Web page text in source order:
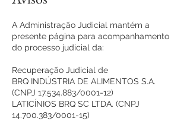
A Administração Judicial mantém a
presente página para acompanhamento
do processo judicial da:
Recuperação Judicial de
BRQ INDÚSTRIA DE ALIMENTOS S.A.
(CNPJ 17.534.883/0001-12)
LATICÍNIOS BRQ SC LTDA. (CNPJ
14.700.383/0001-15)